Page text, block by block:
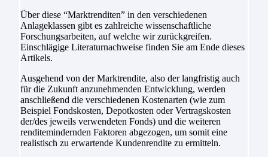
Über diese “Marktrenditen” in den verschiedenen
Anlageklassen gibt es zahlreiche wissenschaftliche
Forschungsarbeiten, auf welche wir zurückgreifen.
Einschlägige Literaturnachweise finden Sie am Ende dieses
Artikels.
Ausgehend von der Marktrendite, also der langfristig auch
für die Zukunft anzunehmenden Entwicklung, werden
anschließend die verschiedenen Kostenarten (wie zum
Beispiel Fondskosten, Depotkosten oder Vertragskosten
der/des jeweils verwendeten Fonds) und die weiteren
renditemindernden Faktoren abgezogen, um somit eine
realistisch zu erwartende Kundenrendite zu ermitteln.